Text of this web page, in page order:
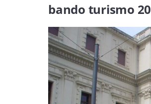
bando turismo